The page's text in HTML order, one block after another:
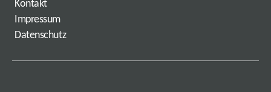
Kontakt
Impressum
Datenschutz